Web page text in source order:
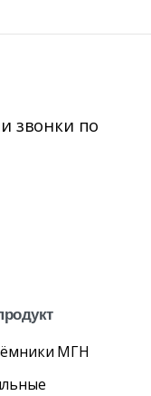
звонки по
МГН